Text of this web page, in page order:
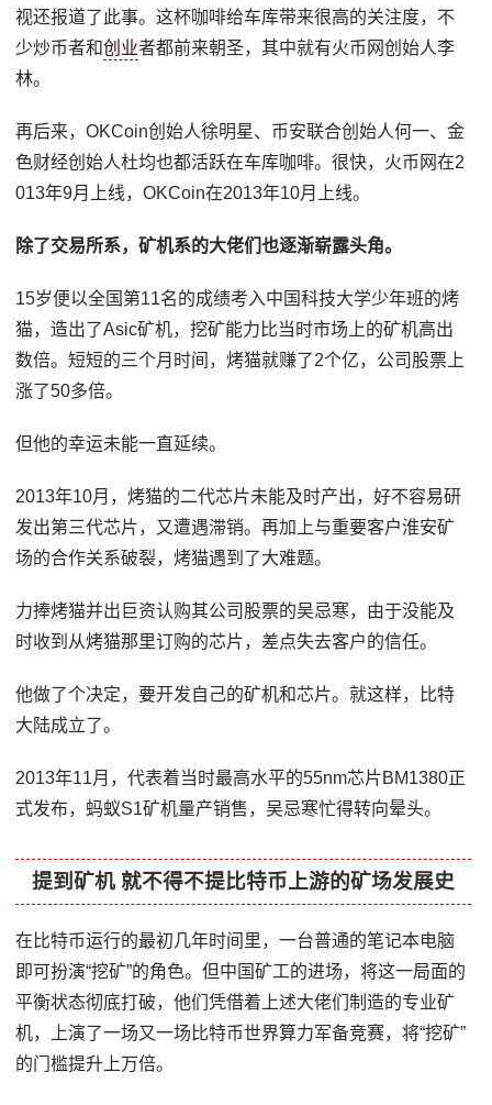
视还报道了此事。这杯咖啡给车库带来很高的关注度，不
少炒币者和创业者都前来朝圣，其中就有火币网创始人李
林。
再后来，OKCoin创始人徐明星、币安联合创始人何一、金
色财经创始人杜均也都活跃在车库咖啡。很快，火币网在2
013年9月上线，OKCoin在2013年10月上线。
除了交易所系，矿机系的大佬们也逐渐崭露头角。
15岁便以全国第11名的成绩考入中国科技大学少年班的烤
猫，造出了Asic矿机，挖矿能力比当时市场上的矿机高出
数倍。短短的三个月时间，烤猫就赚了2个亿，公司股票上
涨了50多倍。
但他的幸运未能一直延续。
2013年10月，烤猫的二代芯片未能及时产出，好不容易研
发出第三代芯片，又遭遇滞销。再加上与重要客户淮安矿
场的合作关系破裂，烤猫遇到了大难题。
力捧烤猫并出巨资认购其公司股票的吴忌寒，由于没能及
时收到从烤猫那里订购的芯片，差点失去客户的信任。
他做了个决定，要开发自己的矿机和芯片。就这样，比特
大陆成立了。
2013年11月，代表着当时最高水平的55nm芯片BM1380正
式发布，蚂蚁S1矿机量产销售，吴忌寒忙得转向晕头。
提到矿机 就不得不提比特币上游的矿场发展史
在比特币运行的最初几年时间里，一台普通的笔记本电脑
即可扮演“挖矿”的角色。但中国矿工的进场，将这一局面的
平衡状态彻底打破，他们凭借着上述大佬们制造的专业矿
机，上演了一场又一场比特币世界算力军备竞赛，将“挖矿”
的门槛提升上万倍。